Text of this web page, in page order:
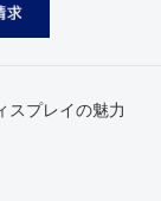
スプレイの魅力